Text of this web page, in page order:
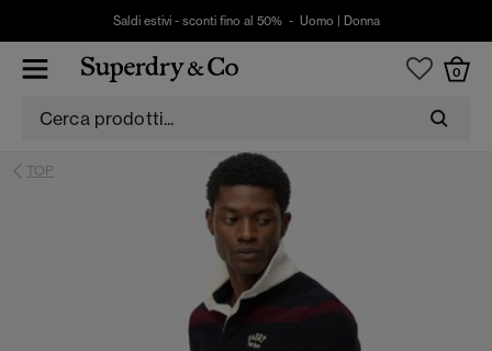
Saldi estivi - sconti fino al 50% - Uomo Donna
0
TOP